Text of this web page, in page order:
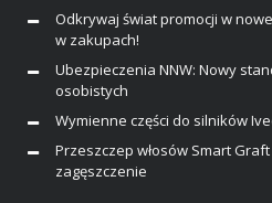
Odkrywaj świat promocji w
w zakupach!
Ubezpieczenia NNW: Nowy
osobistych
Wymienne części do silników
Przeszczep włosów Smart
zagęszczenie